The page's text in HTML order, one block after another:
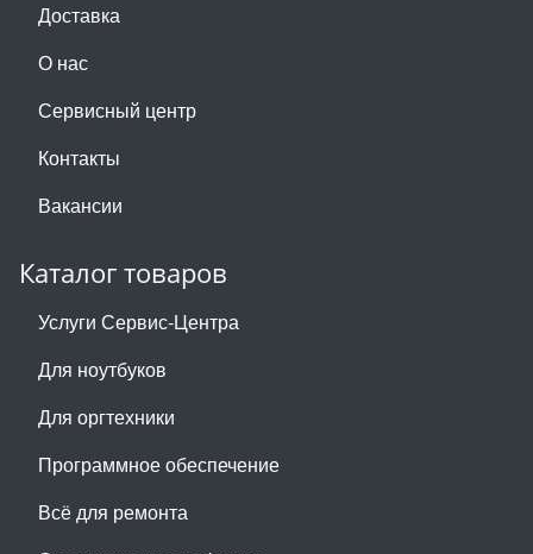
Доставка
О нас
Сервисный центр
Контакты
Вакансии
Каталог товаров
Услуги Сервис-Центра
Для ноутбуков
Для оргтехники
Программное обеспечение
Всё для ремонта